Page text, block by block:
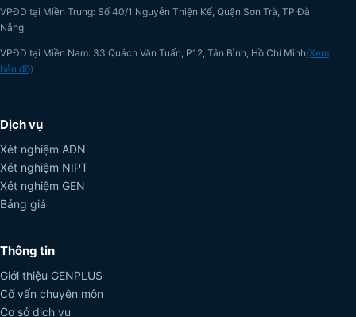
VPĐD tại Miền Trung: Số 40/1 Nguyễn Thiện Kế, Quận Sơn Trà, TP Đà
Nẵng
VPĐD tại Miền Nam: 33 Quách Văn Tuấn, P12, Tân Bình, Hồ Chí Minh(Xem
bản đồ)
Dịch vụ
Xét nghiệm ADN
Xét nghiệm NIPT
Xét nghiệm GEN
Bảng giá
Thông tin
Giới thiệu GENPLUS
Cố vấn chuyên môn
Cơ sở dịch vụ